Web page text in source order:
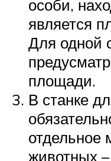
особи,
является
Для одной
площади.
В станке
отдельное
животных